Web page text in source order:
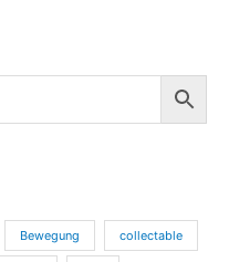
Bewegung collectable